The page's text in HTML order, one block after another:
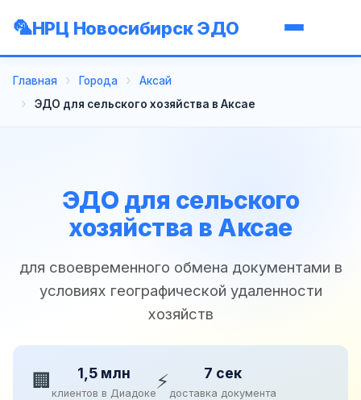
НРЦ Новосибирск ЭДО
Главная Города
Аксай
ЭДО для сельского хозяйства в Аксае
ЭДО для сельского
хозяйства в Аксае
для своевременного обмена документами в
условиях географической удаленности
хозяйств
🏢 1,5 млн
клиентов в Диадоке⚡ 7 сек
доставка документа